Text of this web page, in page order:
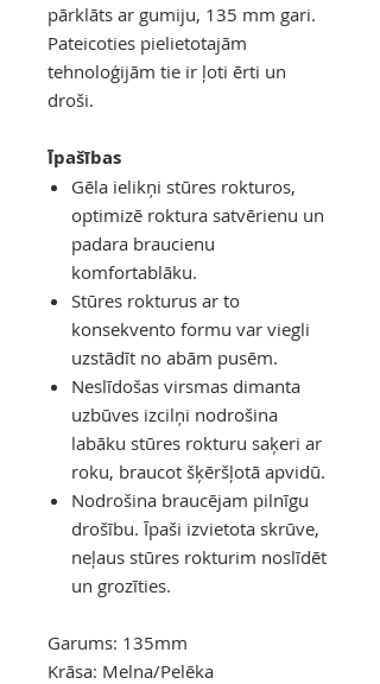
pārklāts ar gumiju, 135 mm gari.
Pateicoties pielietotajām
tehnoloģijām tie ir ļoti ērti un
droši.
Īpašības
Gēla ielikņi stūres rokturos,
optimizē roktura satvērienu un
padara braucienu
komfortablāku.
Stūres rokturus ar to
konsekvento formu var viegli
uzstādīt no abām pusēm.
Neslīdošas virsmas dimanta
uzbūves izcilņi nodrošina
labāku stūres rokturu saķeri ar
roku, braucot šķēršļotā apvidū.
Nodrošina braucējam pilnīgu
drošību. Īpaši izvietota skrūve,
neļaus stūres rokturim noslīdēt
un grozīties.
Garums: 135mm
Krāsa: Melna/Pelēka